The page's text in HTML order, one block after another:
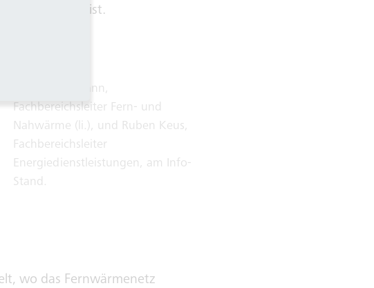
in Planung ist.
Thorsten Ellmann,
Fachbereichsleiter Fern- und
Nahwärme (li.), und Ruben Keus,
Fachbereichsleiter
Energiedienstleistungen, am Info-
Stand.
wo das Fernwärmenetz